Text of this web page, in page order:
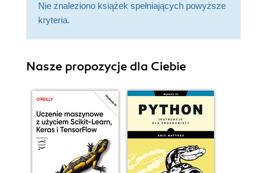
Nie znaleziono książek spełniających powyższe
kryteria.
Nasze propozycje dla Ciebie